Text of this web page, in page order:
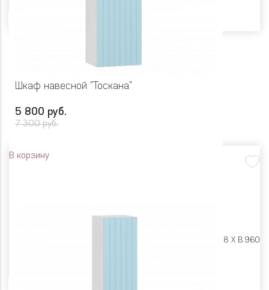
Шкаф навесной "Тоскана"
5 800 руб.
7 300 руб.
В корзину
Ш 400 X Г 318 X В 960